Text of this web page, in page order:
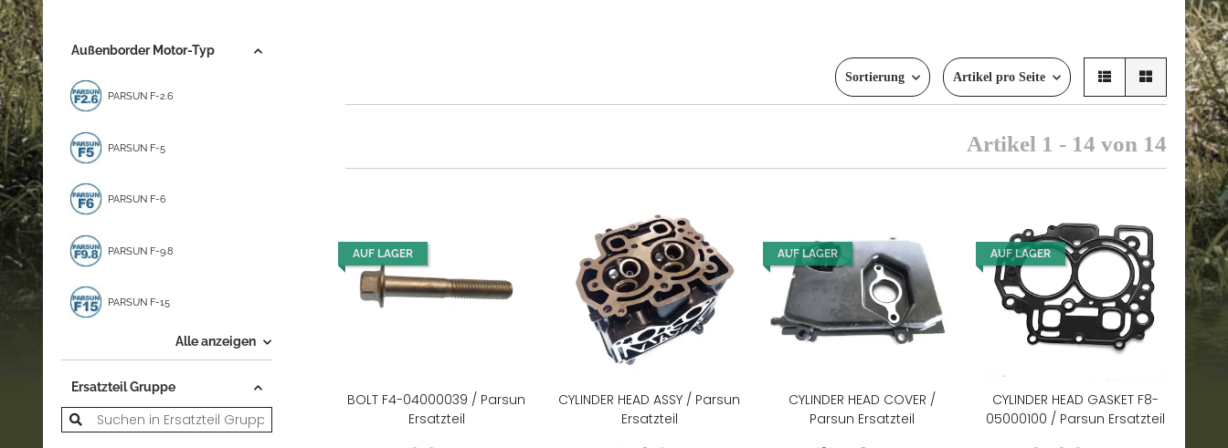
Sortierung Artikel pro Seite
Artikel 1 - 14 von 14
AUF LAGER
BOLT F4-04000039 / Parsun
Ersatzteil
CYLINDER HEAD ASSY / Parsun
Ersatzteil
AUF LAGER
CYLINDER HEAD COVER /
Parsun Ersatzteil
AUF LAGER
CYLINDER HEAD GASKET F8-
05000100 / Parsun Ersatzteil
Außenborder Motor-Typ
PARSUN F-2.6
PARSUN F-5
PARSUN F-6
PARSUN F-9.8
PARSUN F-15
Alle anzeigen
Ersatzteil Gruppe